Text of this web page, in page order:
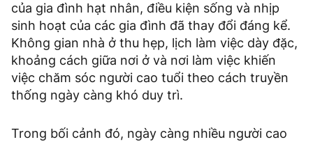
của gia đình hạt nhân, điều kiện sống và nhịp
sinh hoạt của các gia đình đã thay đổi đáng kể.
Không gian nhà ở thu hẹp, lịch làm việc dày đặc,
khoảng cách giữa nơi ở và nơi làm việc khiến
việc chăm sóc người cao tuổi theo cách truyền
thống ngày càng khó duy trì.
Trong bối cảnh đó, ngày càng nhiều người cao